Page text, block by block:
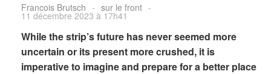
Francois Brutsch - sur le front -
11 décembre 2023 à 17h41
While the strip’s future has never seemed more
uncertain or its present more crushed, it is
imperative to imagine and prepare for a better place